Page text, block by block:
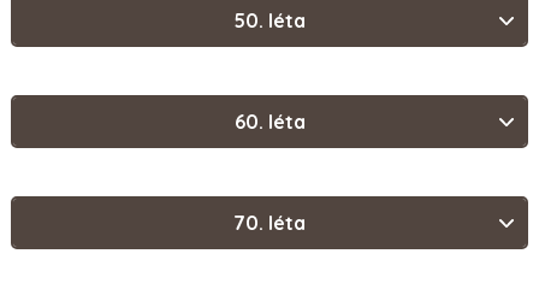
50. léta
60. léta
70. léta